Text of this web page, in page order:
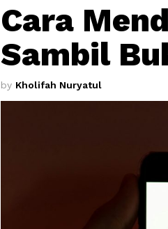
Cara
Sambil
by Kholifah Nuryatul